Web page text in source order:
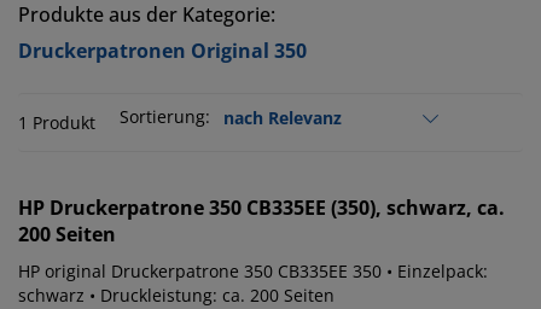
Produkte aus der Kategorie:
Druckerpatronen Original 350
1 Produkt Sortierung:
HP Druckerpatrone 350 CB335EE (350), schwarz, ca.
200 Seiten
HP original Druckerpatrone 350 CB335EE 350 • Einzelpack:
schwarz • Druckleistung: ca. 200 Seiten